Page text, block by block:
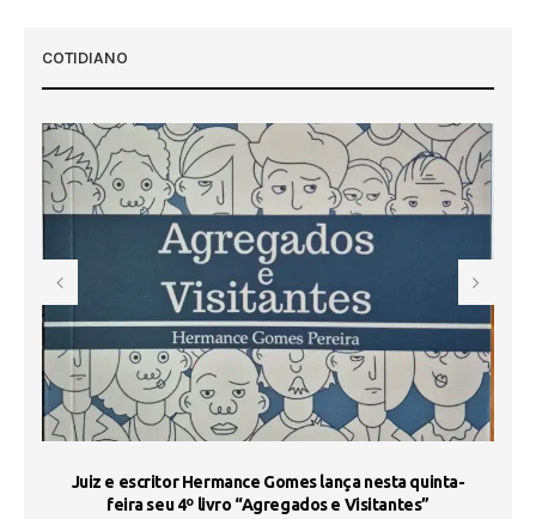
COTIDIANO
Juiz e escritor Hermance Gomes lança nesta quinta-
feira seu 4º livro “Agregados e Visitantes”